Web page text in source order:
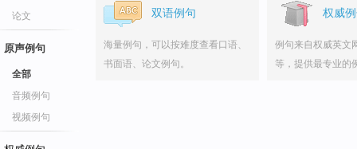
论文
原声例句
全部
音频例句
视频例句
双语例句
海量例句，可以按难度查看口语、
书面语、论文例句。
权威
例句来自权威英文
等，提供最专业的